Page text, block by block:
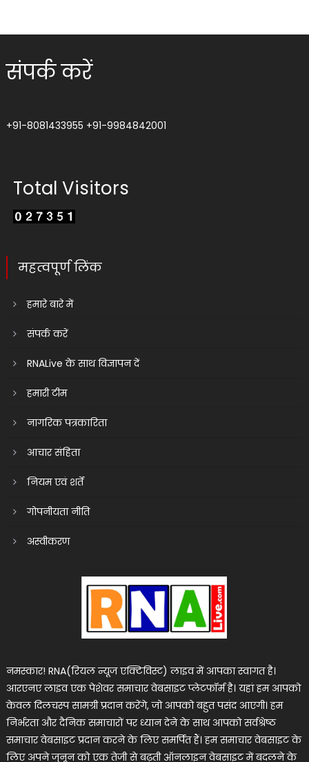
संपर्क करें
+91-8081433955 +91-9984842001
Total Visitors
महत्वपूर्ण लिंक
हमारे बारे में
संपर्क करें
RNALive के साथ विज्ञापन दें
हमारी टीम
नागरिक पत्रकारिता
आचार संहिता
नियम एवं शर्तें
गोपनीयता नीति
अस्वीकरण
नमस्कार! RNA(रियल न्यूज एक्टिविस्ट) लाइव में आपका स्वागत है।
आरएनए लाइव एक पेशेवर समाचार वेबसाइट प्लेटफॉर्म है। यहां हम आपको
केवल दिलचस्प सामग्री प्रदान करेंगे, जो आपको बहुत पसंद आएगी। हम
निर्भरता और दैनिक समाचारों पर ध्यान देने के साथ आपको सर्वश्रेष्ठ
समाचार वेबसाइट प्रदान करने के लिए समर्पित हैं। हम समाचार वेबसाइट के
लिए अपने जुनून को एक तेजी से बढ़ती ऑनलाइन वेबसाइट में बदलने के